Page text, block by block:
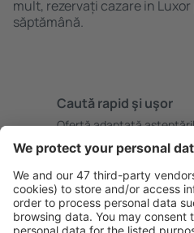
mult, rezervați cazare in
săptămână.
Caută rapid şi uşor
Ofertă adaptată
Planifică ȋn siguranţă
Rezervare fără griji cu